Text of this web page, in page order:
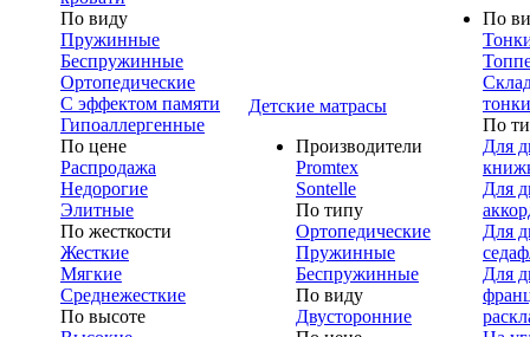
По виду
Пружинные
Беспружинные
Ортопедические
С эффектом памяти
Гипоаллергенные
По цене
Распродажа
Недорогие
Элитные
По жесткости
Жесткие
Мягкие
Среднежесткие
По высоте
Детские матрасы
Производители
Promtex
Sontelle
По типу
Ортопедические
Пружинные
Беспружинные
По виду
Двусторонние
По
По
Для
Для
Для
Для